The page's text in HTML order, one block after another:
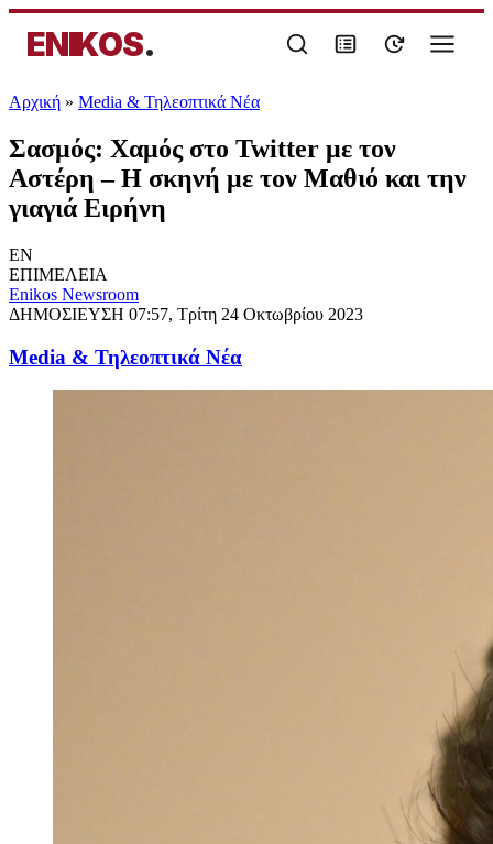
ENIKOS.
Αρχική » Media & Τηλεοπτικά Νέα
Σασμός: Χαμός στο Twitter με τον
Αστέρη – Η σκηνή με τον Μαθιό και την
γιαγιά Ειρήνη
EN
ΕΠΙΜΕΛΕΙΑ
Enikos Newsroom
ΔΗΜΟΣΙΕΥΣΗ 07:57, Τρίτη 24 Οκτωβρίου 2023
Media & Τηλεοπτικά Νέα